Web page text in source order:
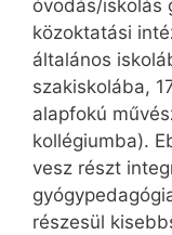
óvodás/iskolás
közoktatási
általános
szakiskolába,
alapfokú
kollégiumba).
vesz részt
részesül